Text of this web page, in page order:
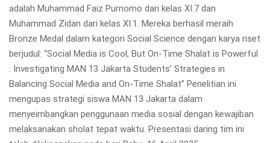
adalah Muhammad Faiz Purnomo dari kelas XI.7 dan
Muhammad Zidan dari kelas XI.1. Mereka berhasil meraih
Bronze Medal dalam kategori Social Science dengan karya riset
berjudul: “Social Media is Cool, But On-Time Shalat is Powerful
: Investigating MAN 13 Jakarta Students’ Strategies in
Balancing Social Media and On-Time Shalat” Penelitian ini
mengupas strategi siswa MAN 13 Jakarta dalam
menyeimbangkan penggunaan media sosial dengan kewajiban
melaksanakan sholat tepat waktu. Presentasi daring tim ini